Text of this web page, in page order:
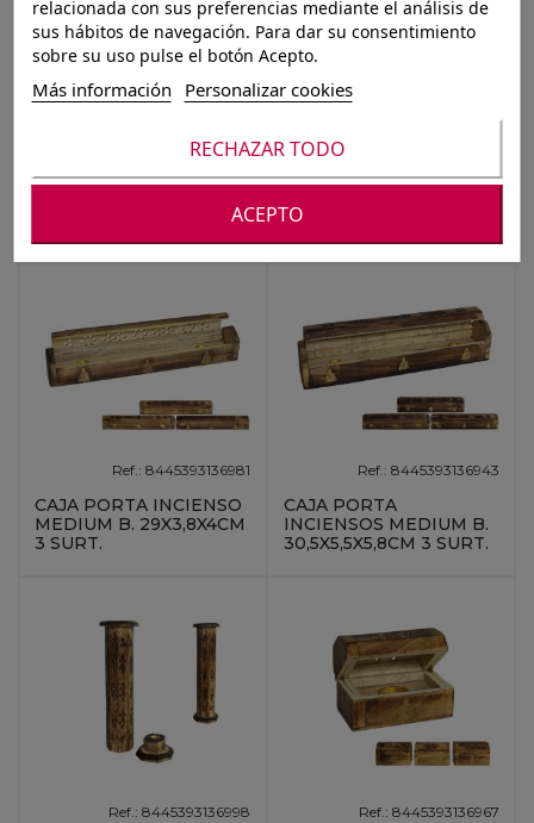
SOPORTE INCIENSO
METAL 8X8X32 LOVE
SOPORTE INCIENSO
LATON 8X30 TUBO 3
Ref.: 8445393136981
CAJA PORTA INCIENSO
MEDIUM B. 29X3,8X4CM
3 SURT.
Ref.: 8445393136943
CAJA PORTA
INCIENSOS MEDIUM B.
30,5X5,5X5,8CM 3 SURT.
Ref.: 8445393136998 Ref.: 8445393136967
relacionada con sus preferencias mediante el análisis de
sus hábitos de navegación. Para dar su consentimiento
sobre su uso pulse el botón Acepto.
Más información Personalizar cookies
RECHAZAR TODO
ACEPTO